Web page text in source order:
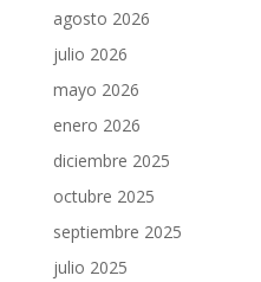
agosto 2026
julio 2026
mayo 2026
enero 2026
diciembre 2025
octubre 2025
septiembre 2025
julio 2025